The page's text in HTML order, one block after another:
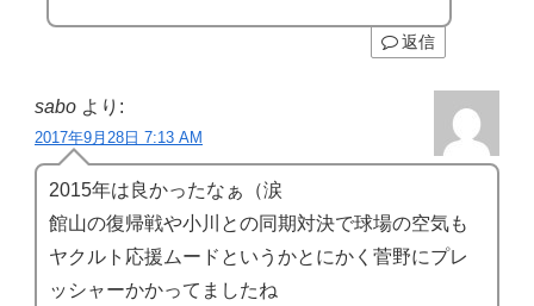
返信
sabo より:
2017年9月28日 7:13 AM
2015年は良かったなぁ（涙
館山の復帰戦や小川との同期対決で球場の空気も
ヤクルト応援ムードというかとにかく菅野にプレ
ッシャーかかってましたね